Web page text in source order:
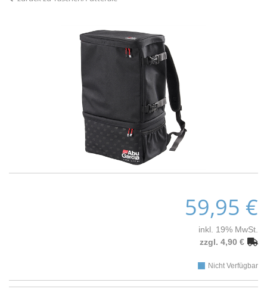
59,95 €
inkl. 19% MwSt.
zzgl. 4,90 €
Nicht Verfügbar